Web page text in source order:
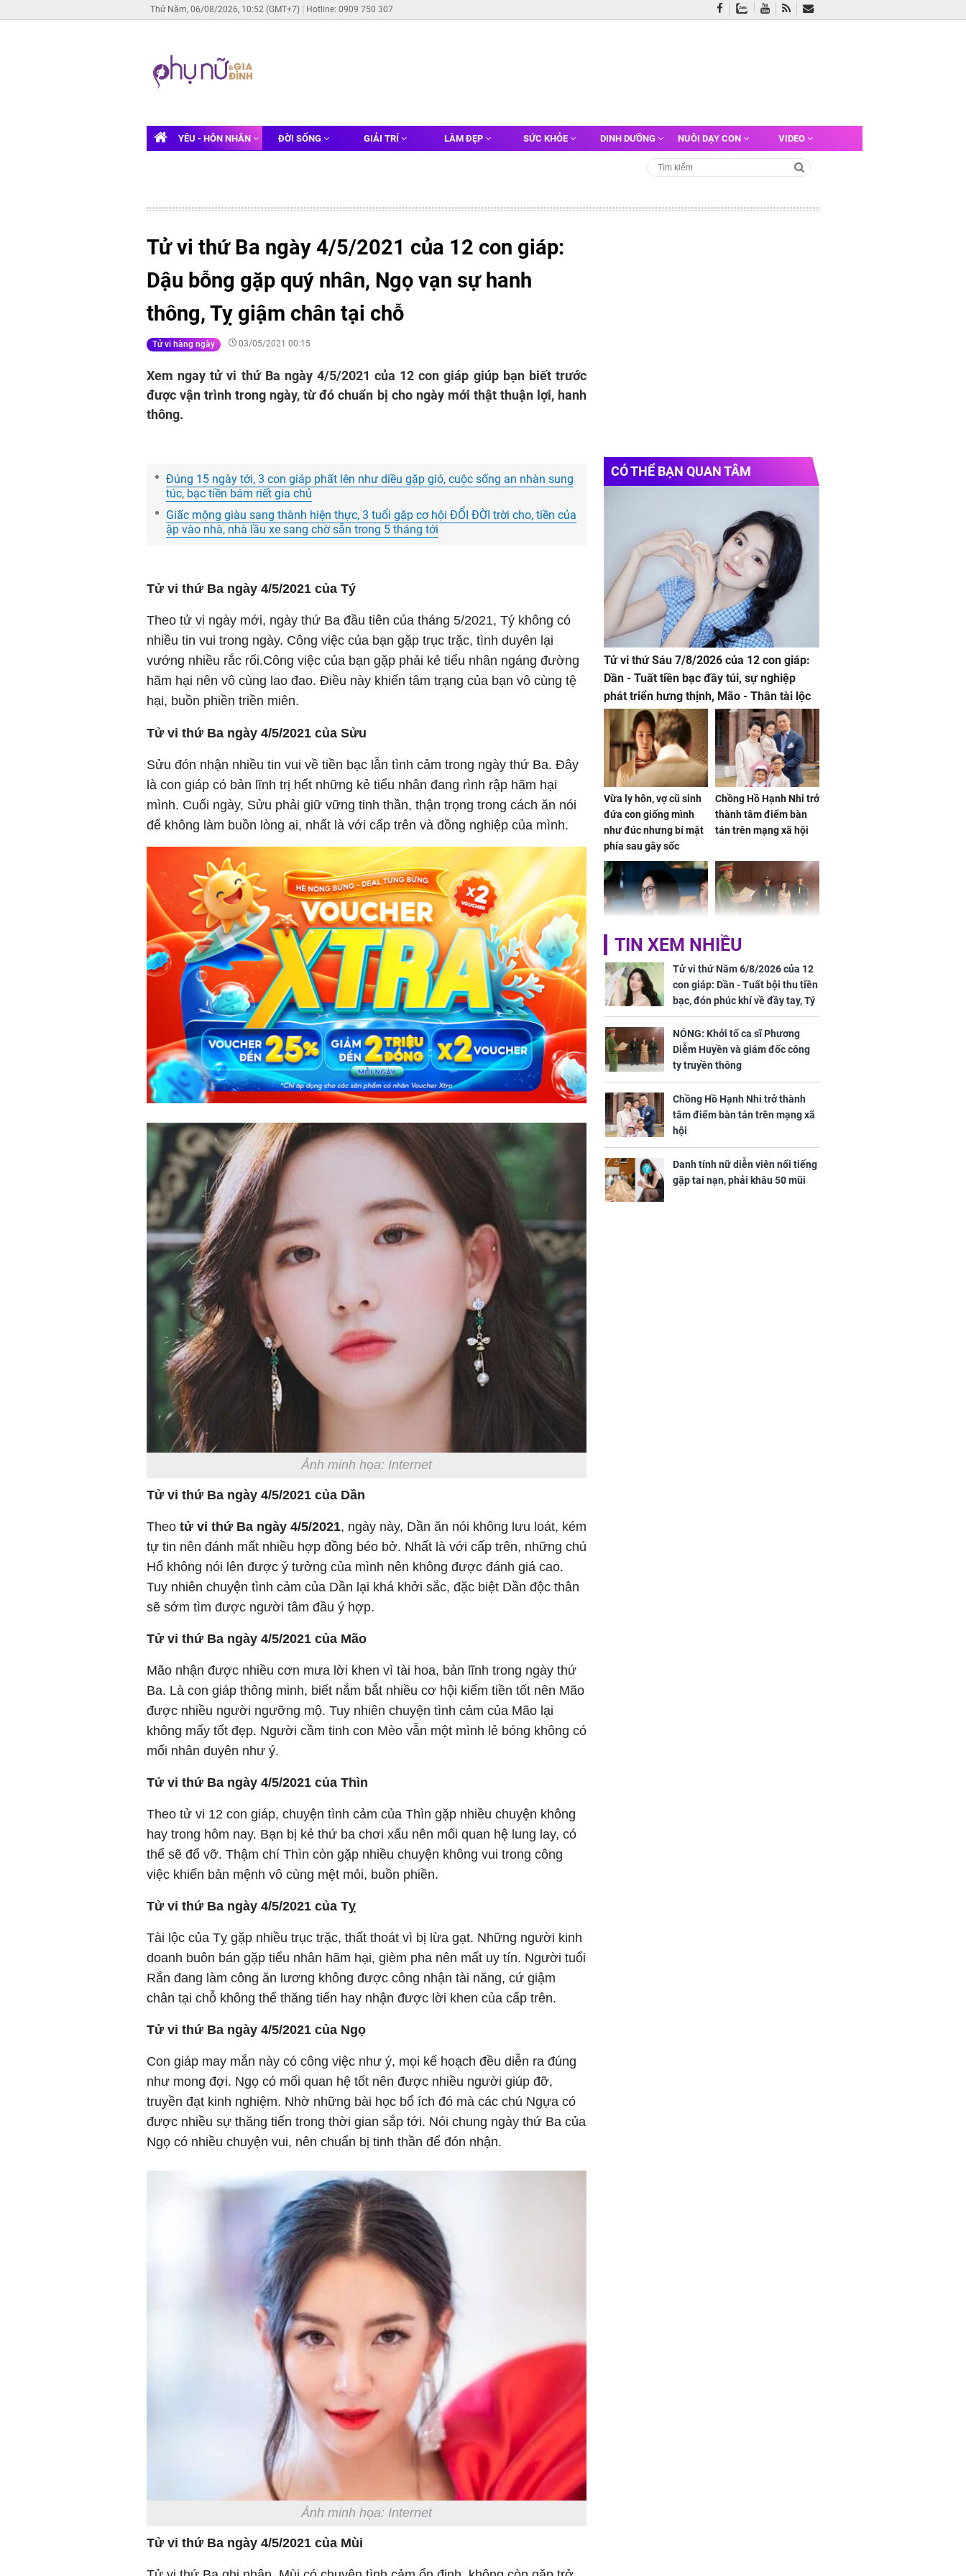
Thứ Năm, 06/08/2026, 10:52 (GMT+7) Hotline: 0909 750 307
YÊU - HÔN NHÂN ĐỜI SỐNG GIẢI TRÍ LÀM ĐẸP SỨC KHỎE DINH DƯỠNG NUÔI DẠY CON VIDEO
Tử vi thứ Ba ngày 4/5/2021 của 12 con giáp:
Dậu bỗng gặp quý nhân, Ngọ vạn sự hanh
thông, Tỵ giậm chân tại chỗ
Tử vi hàng ngày 03/05/2021 00:15
Xem ngay tử vi thứ Ba ngày 4/5/2021 của 12 con giáp giúp bạn biết trước
được vận trình trong ngày, từ đó chuẩn bị cho ngày mới thật thuận lợi, hanh
thông.
Đúng 15 ngày tới, 3 con giáp phất lên như diều gặp gió, cuộc sống an nhàn sung
túc, bạc tiền bám riết gia chủ
Giấc mộng giàu sang thành hiện thực, 3 tuổi gặp cơ hội ĐỔI ĐỜI trời cho, tiền của
ập vào nhà, nhà lầu xe sang chờ sẵn trong 5 tháng tới
Tử vi thứ Ba ngày 4/5/2021 của Tý
Theo tử vi ngày mới, ngày thứ Ba đầu tiên của tháng 5/2021, Tý không có
nhiều tin vui trong ngày. Công việc của bạn gặp trục trặc, tình duyên lại
vướng nhiều rắc rối.Công việc của bạn gặp phải kẻ tiểu nhân ngáng đường
hãm hại nên vô cùng lao đao. Điều này khiến tâm trạng của bạn vô cùng tệ
hại, buồn phiền triền miên.
Tử vi thứ Ba ngày 4/5/2021 của Sửu
Sửu đón nhận nhiều tin vui về tiền bạc lẫn tình cảm trong ngày thứ Ba. Đây
là con giáp có bản lĩnh trị hết những kẻ tiểu nhân đang rình rập hãm hại
mình. Cuối ngày, Sửu phải giữ vững tinh thần, thận trọng trong cách ăn nói
để không làm buồn lòng ai, nhất là với cấp trên và đồng nghiệp của mình.
Ảnh minh họa: Internet
Tử vi thứ Ba ngày 4/5/2021 của Dần
Theo tử vi thứ Ba ngày 4/5/2021, ngày này, Dần ăn nói không lưu loát, kém
tự tin nên đánh mất nhiều hợp đồng béo bở. Nhất là với cấp trên, những chú
Hổ không nói lên được ý tưởng của mình nên không được đánh giá cao.
Tuy nhiên chuyện tình cảm của Dần lại khá khởi sắc, đặc biệt Dần độc thân
sẽ sớm tìm được người tâm đầu ý hợp.
Tử vi thứ Ba ngày 4/5/2021 của Mão
Mão nhận được nhiều cơn mưa lời khen vì tài hoa, bản lĩnh trong ngày thứ
Ba. Là con giáp thông minh, biết nắm bắt nhiều cơ hội kiếm tiền tốt nên Mão
được nhiều người ngưỡng mộ. Tuy nhiên chuyện tình cảm của Mão lại
không mấy tốt đẹp. Người cầm tinh con Mèo vẫn một mình lẻ bóng không có
mối nhân duyên như ý.
Tử vi thứ Ba ngày 4/5/2021 của Thìn
Theo tử vi 12 con giáp, chuyện tình cảm của Thìn gặp nhiều chuyện không
hay trong hôm nay. Bạn bị kẻ thứ ba chơi xấu nên mối quan hệ lung lay, có
thể sẽ đổ vỡ. Thậm chí Thìn còn gặp nhiều chuyện không vui trong công
việc khiến bản mệnh vô cùng mệt mỏi, buồn phiền.
Tử vi thứ Ba ngày 4/5/2021 của Tỵ
Tài lộc của Tỵ gặp nhiều trục trặc, thất thoát vì bị lừa gạt. Những người kinh
doanh buôn bán gặp tiểu nhân hãm hại, gièm pha nên mất uy tín. Người tuổi
Rắn đang làm công ăn lương không được công nhận tài năng, cứ giậm
chân tại chỗ không thể thăng tiến hay nhận được lời khen của cấp trên.
Tử vi thứ Ba ngày 4/5/2021 của Ngọ
Con giáp may mắn này có công việc như ý, mọi kế hoạch đều diễn ra đúng
như mong đợi. Ngọ có mối quan hệ tốt nên được nhiều người giúp đỡ,
truyền đạt kinh nghiệm. Nhờ những bài học bổ ích đó mà các chú Ngựa có
được nhiều sự thăng tiến trong thời gian sắp tới. Nói chung ngày thứ Ba của
Ngọ có nhiều chuyện vui, nên chuẩn bị tinh thần để đón nhận.
Ảnh minh họa: Internet
Tử vi thứ Ba ngày 4/5/2021 của Mùi
CÓ THỂ BẠN QUAN TÂM
Tử vi thứ Sáu 7/8/2026 của 12 con giáp:
Dần - Tuất tiền bạc đầy túi, sự nghiệp
phát triển hưng thịnh, Mão - Thân tài lộc
ảm đạm, mọi sự khó thành công mỹ mãn
Vừa ly hôn, vợ cũ sinh
đứa con giống mình
như đúc nhưng bí mật
phía sau gây sốc
Chồng Hồ Hạnh Nhi trở
thành tâm điểm bàn
tán trên mạng xã hội
Nhan sắc ở tuổi 20 của
con gái Vương Phi sau
4 lần phẫu thuật gây
bất ngờ
NÓNG: Khởi tố ca sĩ
Phương Diễm Huyền
và giám đốc công ty
truyền thông
Danh tính nữ diễn viên
nổi tiếng gặp tai nạn,
phải khâu 50 mũi
TIN XEM NHIỀU
Tử vi thứ Năm 6/8/2026 của 12
con giáp: Dần - Tuất bội thu tiền
bạc, đón phúc khí về đầy tay, Tý
- Mão công việc khó khăn, tiền
bạc đội nón ra đi
NÓNG: Khởi tố ca sĩ Phương
Diễm Huyền và giám đốc công
ty truyền thông
Chồng Hồ Hạnh Nhi trở thành
tâm điểm bàn tán trên mạng xã
hội
Danh tính nữ diễn viên nổi tiếng
gặp tai nạn, phải khâu 50 mũi